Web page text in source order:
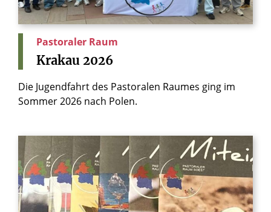
Pastoraler Raum
Krakau 2026
Die Jugendfahrt des Pastoralen Raumes ging im
Sommer 2026 nach Polen.